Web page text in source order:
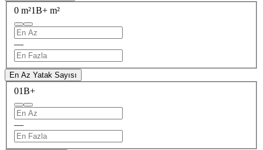
0 m²1B+ m²
—
En Az Yatak Sayısı
01B+
—